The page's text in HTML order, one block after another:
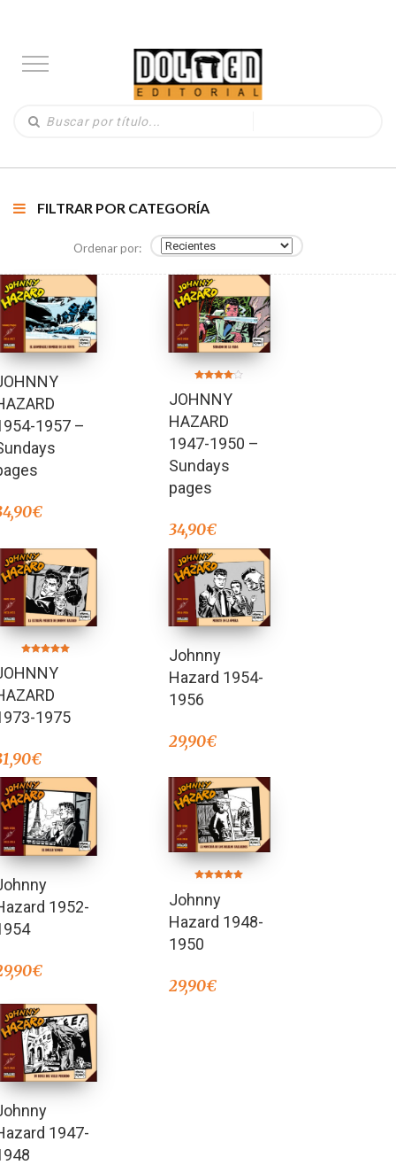
FILTRAR POR CATEGORÍA
Ordenar por:
1957 –
€
en
4.00
de 5
JOHNNY
HAZARD
1947-1950 –
Sundays
pages
34,90€
5.00
de 5
1975
€
Johnny
Hazard 1954-
1956
29,90€
1952-
€
5.00
de 5
Johnny
Hazard 1948-
1950
29,90€
1947-